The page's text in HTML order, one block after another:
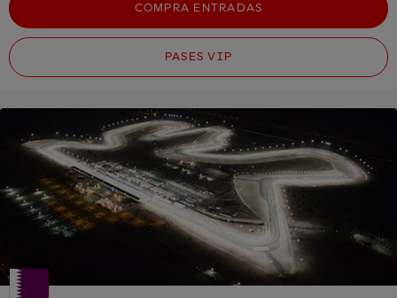
COMPRA ENTRADAS
PASES VIP